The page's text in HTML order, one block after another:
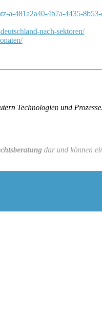
a-481a2a40-4b7a-4435-8b53-
nach-sektoren/
Technologien und
dar und können